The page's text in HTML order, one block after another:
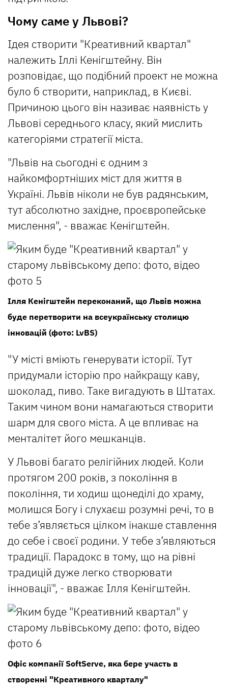
Чому саме у Львові?
Ідея створити "Креативний квартал"
належить Іллі Кенігштейну. Він
розповідає, що подібний проект не можна
було б створити, наприклад, в Києві.
Причиною цього він називає наявність у
Львові середнього класу, який мислить
категоріями стратегії міста.
"Львів на сьогодні є одним з
найкомфортніших міст для життя в
Україні. Львів ніколи не був радянським,
тут абсолютно західне, проєвропейське
мислення", - вважає Кенігштейн.
Ілля Кенігштейн переконаний, що Львів можна
буде перетворити на всеукраїнську столицю
інновацій (фото: LvBS)
"У місті вміють генерувати історії. Тут
придумали історію про найкращу каву,
шоколад, пиво. Таке вигадують в Штатах.
Таким чином вони намагаються створити
шарм для свого міста. А це впливає на
менталітет його мешканців.
У Львові багато релігійних людей. Коли
протягом 200 років, з покоління в
покоління, ти ходиш щонеділі до храму,
молишся Богу і слухаєш розумні речі, то в
тебе з’являється цілком інакше ставлення
до себе і своєї родини. У тебе з’являються
традиції. Парадокс в тому, що на рівні
традицій дуже легко створювати
інновації", - вважає Ілля Кенігштейн.
Офіс компанії SoftServe, яка бере участь в
створенні "Креативного кварталу"